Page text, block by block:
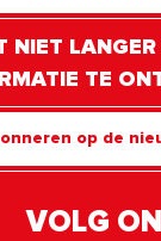
NIET
TE
op de
VOLG